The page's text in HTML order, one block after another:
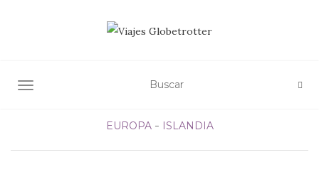
ALTERNAR NAVEGACIÓN
EUROPA ISLANDIA